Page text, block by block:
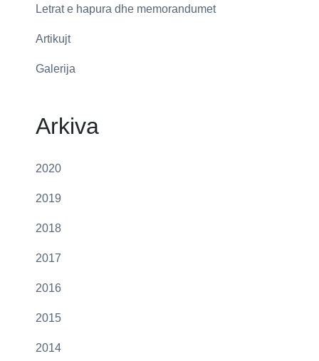
Letrat e hapura dhe memorandumet
Artikujt
Galerija
Arkiva
2020
2019
2018
2017
2016
2015
2014